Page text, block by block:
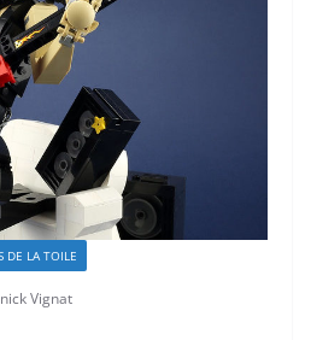
DE LA TOILE
Vignat